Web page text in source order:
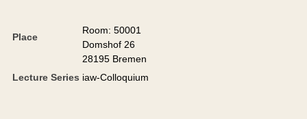
Place
Room: 50001
Domshof 26
28195 Bremen
Lecture Series iaw-Colloquium